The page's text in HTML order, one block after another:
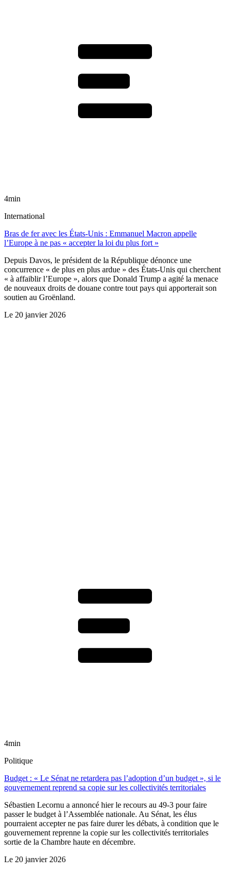
4min
International
Bras de fer avec les États-Unis : Emmanuel Macron appelle
l’Europe à ne pas « accepter la loi du plus fort »
Depuis Davos, le président de la République dénonce une
concurrence « de plus en plus ardue » des États-Unis qui cherchent
« à affaiblir l’Europe », alors que Donald Trump a agité la menace
de nouveaux droits de douane contre tout pays qui apporterait son
soutien au Groënland.
Le 20 janvier 2026
4min
Politique
Budget : « Le Sénat ne retardera pas l’adoption d’un budget », si le
gouvernement reprend sa copie sur les collectivités territoriales
Sébastien Lecornu a annoncé hier le recours au 49-3 pour faire
passer le budget à l’Assemblée nationale. Au Sénat, les élus
pourraient accepter ne pas faire durer les débats, à condition que le
gouvernement reprenne la copie sur les collectivités territoriales
sortie de la Chambre haute en décembre.
Le 20 janvier 2026